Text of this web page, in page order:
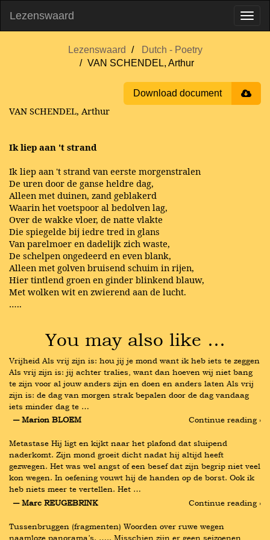
Lezenswaard
Lezenswaard
Dutch - Poetry
VAN SCHENDEL, Arthur
Download document
VAN SCHENDEL, Arthur
Ik liep aan 't strand
Ik liep aan 't strand van eerste morgenstralen
De uren door de ganse heldre dag,
Alleen met duinen, zand geblakerd
Waarin het voetspoor al bedolven lag,
Over de wakke vloer, de natte vlakte
Die spiegelde bij iedre tred in glans
Van parelmoer en dadelijk zich waste,
De schelpen ongedeerd en even blank,
Alleen met golven bruisend schuim in rijen,
Hier tintlend groen en ginder blinkend blauw,
Met wolken wit en zwierend aan de lucht.
…..
You may also like …
Vrijheid Als vrij zijn is: hou jij je mond want ik heb iets te zeggen
Als vrij zijn is: jij achter tralies, want dan hoeven wij niet bang
te zijn voor al jouw anders zijn en doen en anders laten Als vrij
zijn is: de dag van morgen strak bepalen door de dag vandaag
iets minder dag te …
― Marion BLOEM
Continue reading ›
Metastase Hij ligt en kijkt naar het plafond dat sluipend
naderkomt. Zijn mond groeit dicht nadat hij altijd heeft
gezwegen. Het was wel angst of een besef dat zijn begrip niet veel
kon wegen. In oefening vouwt hij de handen op de borst. Ook ik
heb niets meer te vertellen. Het …
― Marc REUGEBRINK
Continue reading ›
Tussenbruggen (fragmenten) Woorden over ruwe wegen
naamloze panorama’s. ….. Misschien zijn er geen seizoenen